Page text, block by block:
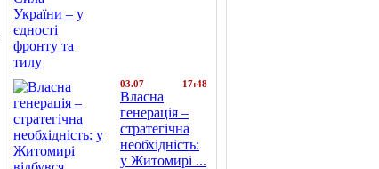
03.07 17:48
Власна
генерація –
стратегічна
необхідність:
у Житомирі ...